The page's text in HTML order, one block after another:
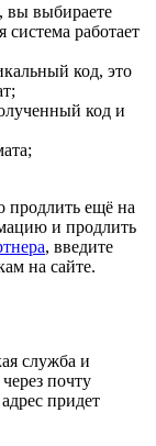
вы выбираете
система работает
код, это
код и
продлить ещё на
и продлить
, введите
на сайте.
служба и
почту
придет